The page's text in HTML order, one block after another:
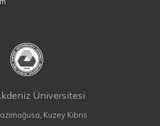
Üniversitesi
Kuzey Kıbrıs